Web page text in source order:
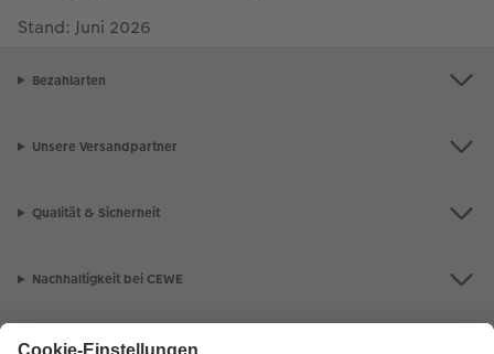
Stand: Juni 2026
Bezahlarten
Unsere Versandpartner
Qualität & Sicherheit
Nachhaltigkeit bei CEWE
Mein Fotoservice